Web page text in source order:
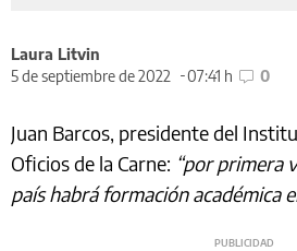
Laura Litvin
5 de septiembre de 2022
07:41 h 0
Juan Barcos, presidente del
Oficios de la Carne: “por primera
país habrá formación académica